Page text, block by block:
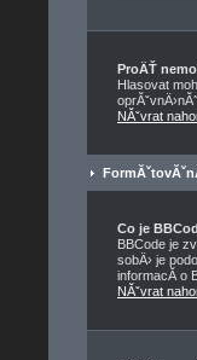
ProÄŤ
Hlasovat
NĂˇvrat
Co je
BBCode je
sobÄ› je
informacĂ­ o
NĂˇvrat